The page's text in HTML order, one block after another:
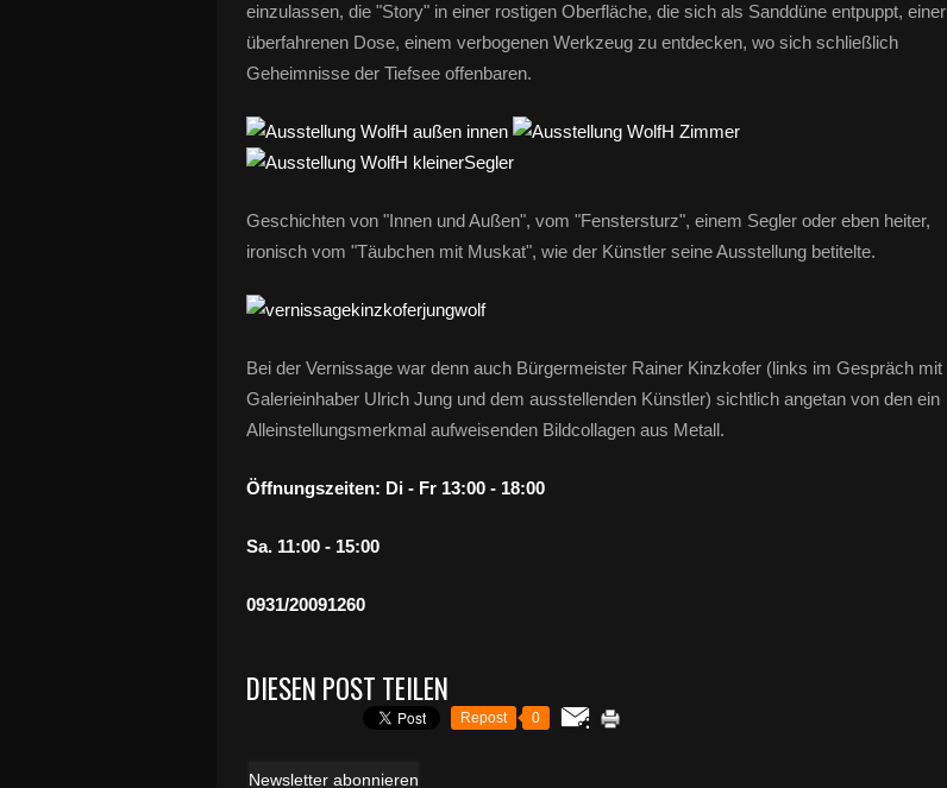
einzulassen, die "Story" in einer rostigen Oberfläche, die sich als Sanddüne entpuppt, einer
überfahrenen Dose, einem verbogenen Werkzeug zu entdecken, wo sich schließlich
Geheimnisse der Tiefsee offenbaren.
Geschichten von "Innen und Außen", vom "Fenstersturz", einem Segler oder eben heiter,
ironisch vom "Täubchen mit Muskat", wie der Künstler seine Ausstellung betitelte.
Bei der Vernissage war denn auch Bürgermeister Rainer Kinzkofer (links im Gespräch mit
Galerieinhaber Ulrich Jung und dem ausstellenden Künstler) sichtlich angetan von den ein
Alleinstellungsmerkmal aufweisenden Bildcollagen aus Metall.
Öffnungszeiten: Di - Fr 13:00 - 18:00
Sa. 11:00 - 15:00
0931/20091260
DIESEN POST TEILEN
Repost 0
Newsletter abonnieren